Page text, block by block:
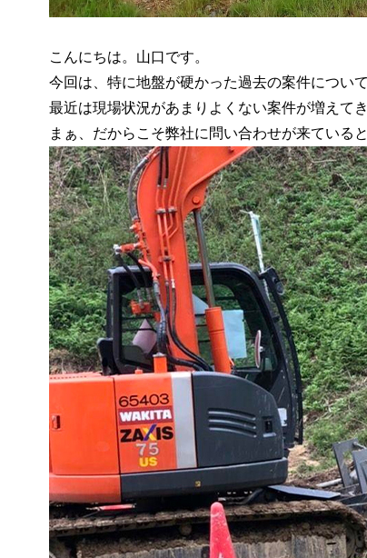
こんにちは。山口です。
今回は、特に地盤が硬かった過去の案件につい
最近は現場状況があまりよくない案件が増えて
まぁ、だからこそ弊社に問い合わせが来ている